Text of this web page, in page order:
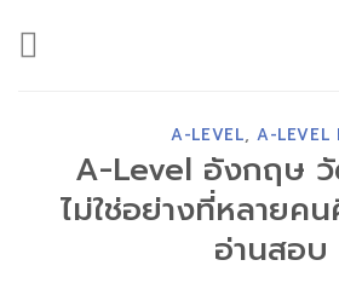
to
A-LEVEL, A-LEVEL
A-Level อังกฤษ วั
ไม่ใช่อย่างที่หลายค
อ่านสอบ